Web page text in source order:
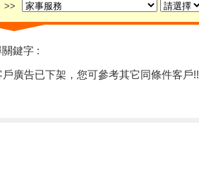
>>
鍵字 :
廣告已下架，您可參考其它同條件客戶!!